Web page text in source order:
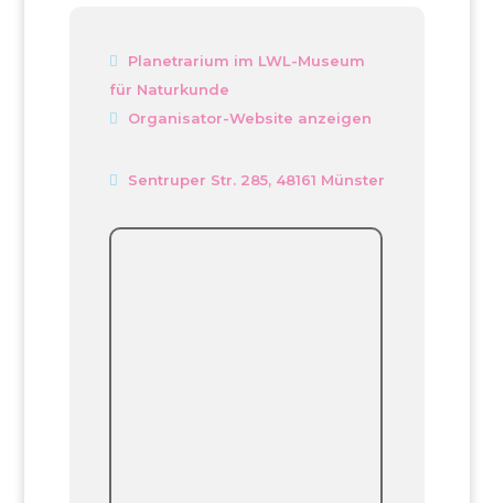
Planetrarium im LWL-Museum
für Naturkunde
Organisator-Website anzeigen
Sentruper Str. 285, 48161 Münster